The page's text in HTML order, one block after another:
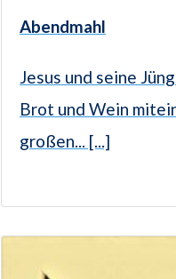
Abendmahl
Jesus und seine
Brot und Wein
großen... [...]